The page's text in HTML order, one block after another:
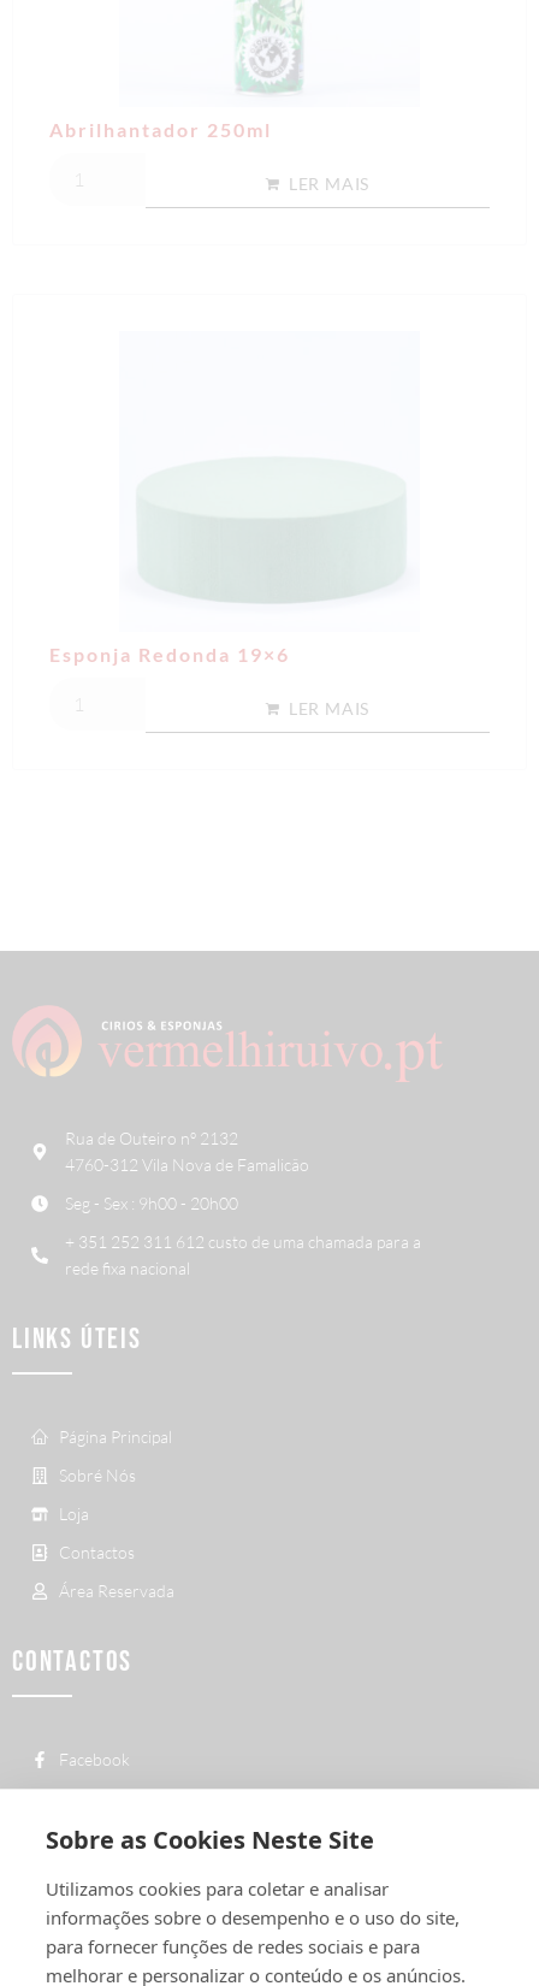
Sobre as Cookies Neste Site
Utilizamos cookies para coletar e analisar
informações sobre o desempenho e o uso do site,
para fornecer funções de redes sociais e para
melhorar e personalizar o conteúdo e os anúncios.
Abrilhantador 250ml
LER MAIS
Esponja Redonda 19×6
LER MAIS
Rua de Outeiro nº 2132
4760-312 Vila Nova de Famalicão
Seg - Sex : 9h00 - 20h00
+ 351 252 311 612 custo de uma chamada para a
rede fixa nacional
LINKS ÚTEIS
Página Principal
Sobré Nós
Loja
Contactos
Área Reservada
CONTACTOS
Facebook
nacional
Rua de Outeiro nº 2132
4760-312 Vila Nova de Famalicão